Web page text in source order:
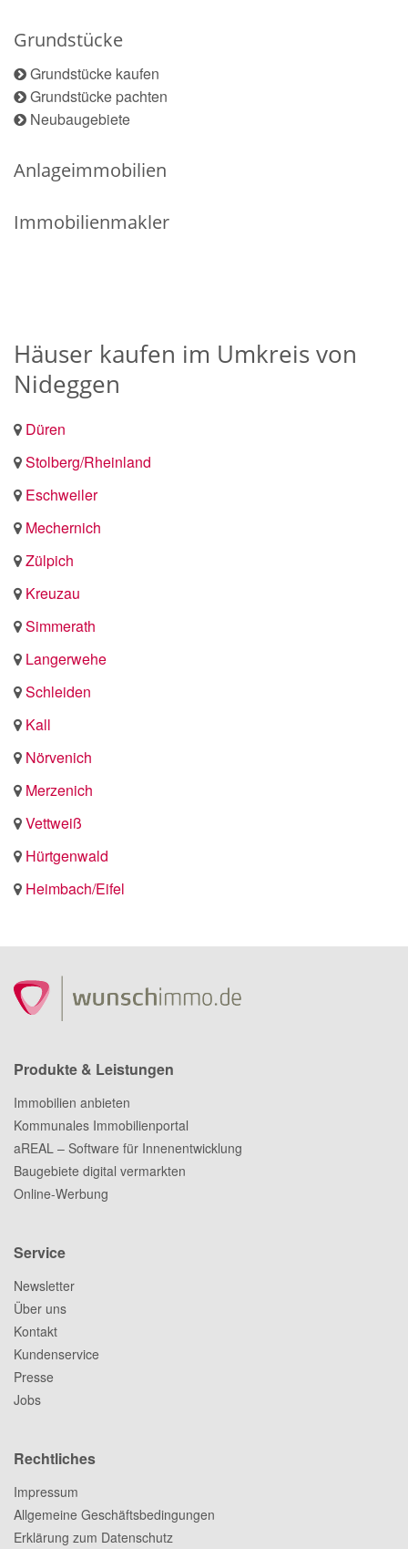
Grundstücke
Grundstücke kaufen
Grundstücke pachten
Neubaugebiete
Anlageimmobilien
Immobilienmakler
Häuser kaufen im Umkreis von
Nideggen
Düren
Stolberg/Rheinland
Eschweiler
Mechernich
Zülpich
Kreuzau
Simmerath
Langerwehe
Schleiden
Kall
Nörvenich
Merzenich
Vettweiß
Hürtgenwald
Heimbach/Eifel
Produkte & Leistungen
Immobilien anbieten
Kommunales Immobilienportal
aREAL – Software für Innenentwicklung
Baugebiete digital vermarkten
Online-Werbung
Service
Newsletter
Über uns
Kontakt
Kundenservice
Presse
Jobs
Rechtliches
Impressum
Allgemeine Geschäftsbedingungen
Erklärung zum Datenschutz